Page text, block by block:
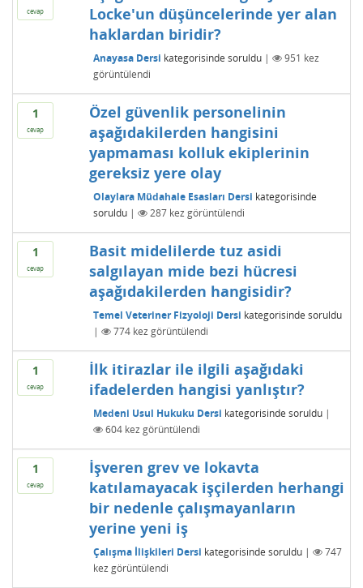
cevap
Locke'un düşüncelerinde yer alan
haklardan biridir?
Anayasa Dersi kategorisinde soruldu | 951 kez
görüntülendi
1
cevap
Özel güvenlik personelinin
aşağıdakilerden hangisini
yapmaması kolluk ekiplerinin
gereksiz yere olay
Olaylara Müdahale Esasları Dersi kategorisinde
soruldu | 287kez görüntülendi
1
cevap
Basit midelilerde tuz asidi
salgılayan mide bezi hücresi
aşağıdakilerden hangisidir?
Temel Veteriner Fizyoloji Dersi kategorisinde soruldu
|
774kez görüntülendi
1
cevap
İlk itirazlar ile ilgili aşağıdaki
ifadelerden hangisi yanlıştır?
Medeni Usul Hukuku Dersi kategorisinde soruldu |
604kez görüntülendi
1
cevap
İşveren grev ve lokavta
katılamayacak işçilerden herhangi
bir nedenle çalışmayanların
yerine yeni iş
Çalışma İlişkileri Dersi kategorisinde soruldu |
747
kez görüntülendi